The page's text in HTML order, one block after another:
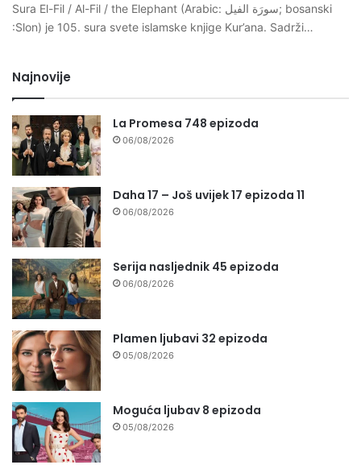
Sura El-Fil / Al-Fil / the Elephant (Arabic: سورَة الفیل; bosanski
:Slon) je 105. sura svete islamske knjige Kur’ana. Sadrži…
Najnovije
La Promesa 748 epizoda
06/08/2026
Daha 17 – Još uvijek 17 epizoda 11
06/08/2026
Serija nasljednik 45 epizoda
06/08/2026
Plamen ljubavi 32 epizoda
05/08/2026
Moguća ljubav 8 epizoda
05/08/2026